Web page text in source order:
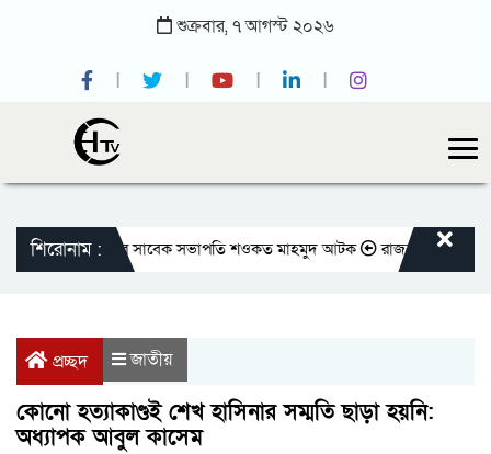
শুক্রবার,৭আগস্ট ২০২৬
শিরোনাম :
প্রেসক্লাবের সাবেক সভাপতি শওকত মাহমুদ আটক রাজবাড়ীতে বীর
প্রচ্ছদ জাতীয়
কোনো হত্যাকাণ্ডই শেখ হাসিনার সম্মতি ছাড়া হয়নি:
অধ্যাপক আবুল কাসেম